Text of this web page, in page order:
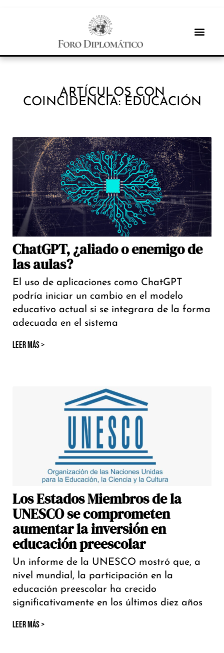
ARTÍCULOS CON
COINCIDENCIA: EDUCACIÓN
ChatGPT, ¿aliado o enemigo de
las aulas?
El uso de aplicaciones como ChatGPT
podría iniciar un cambio en el modelo
educativo actual si se integrara de la forma
adecuada en el sistema
LEER MÁS >
Los Estados Miembros de la
UNESCO se comprometen
aumentar la inversión en
educación preescolar
Un informe de la UNESCO mostró que, a
nivel mundial, la participación en la
educación preescolar ha crecido
significativamente en los últimos diez años
LEER MÁS >